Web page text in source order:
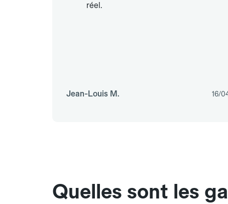
réel.
Jean-Louis M. 16/
Quelles sont les